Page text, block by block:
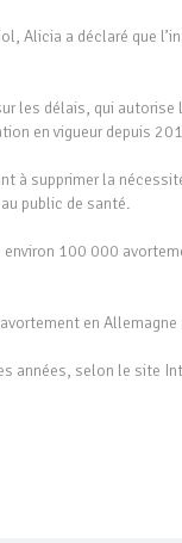
Alicia a déclaré que
les délais, qui autorise
en vigueur depuis
à supprimer la
public de santé.
100 000
en
années, selon le site